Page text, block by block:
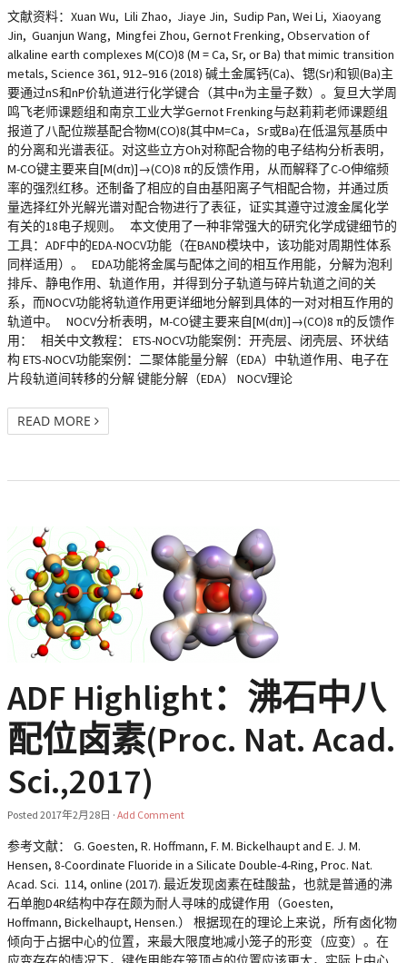
文献资料：Xuan Wu, Lili Zhao, Jiaye Jin, Sudip Pan, Wei Li, Xiaoyang
Jin, Guanjun Wang, Mingfei Zhou, Gernot Frenking, Observation of
alkaline earth complexes M(CO)8 (M = Ca, Sr, or Ba) that mimic transition
metals, Science 361, 912–916 (2018) 碱土金属钙(Ca)、锶(Sr)和钡(Ba)主
要通过nS和nP价轨道进行化学键合（其中n为主量子数）。复旦大学周
鸣飞老师课题组和南京工业大学Gernot Frenking与赵莉莉老师课题组
报道了八配位羰基配合物M(CO)8(其中M=Ca，Sr或Ba)在低温氖基质中
的分离和光谱表征。对这些立方Oh对称配合物的电子结构分析表明，
M-CO键主要来自[M(dπ)]→(CO)8 π的反馈作用，从而解释了C-O伸缩频
率的强烈红移。还制备了相应的自由基阳离子气相配合物，并通过质
量选择红外光解光谱对配合物进行了表征，证实其遵守过渡金属化学
有关的18电子规则。 本文使用了一种非常强大的研究化学成键细节的
工具：ADF中的EDA-NOCV功能（在BAND模块中，该功能对周期性体系
同样适用）。 EDA功能将金属与配体之间的相互作用能，分解为泡利
排斥、静电作用、轨道作用，并得到分子轨道与碎片轨道之间的关
系，而NOCV功能将轨道作用更详细地分解到具体的一对对相互作用的
轨道中。 NOCV分析表明，M-CO键主要来自[M(dπ)]→(CO)8 π的反馈作
用： 相关中文教程： ETS-NOCV功能案例：开壳层、闭壳层、环状结
构 ETS-NOCV功能案例：二聚体能量分解（EDA）中轨道作用、电子在
片段轨道间转移的分解 键能分解（EDA） NOCV理论
READ MORE
ADF Highlight：沸石中八
配位卤素(Proc. Nat. Acad.
Sci.,2017)
Posted 2017年2月28日 · Add Comment
参考文献： G. Goesten, R. Hoffmann, F. M. Bickelhaupt and E. J. M.
Hensen, 8-Coordinate Fluoride in a Silicate Double-4-Ring, Proc. Nat.
Acad. Sci. 114, online (2017). 最近发现卤素在硅酸盐，也就是普通的沸
石单胞D4R结构中存在颇为耐人寻味的成键作用（Goesten,
Hoffmann, Bickelhaupt, Hensen.） 根据现在的理论上来说，所有卤化物
倾向于占据中心的位置，来最大限度地减小笼子的形变（应变）。在